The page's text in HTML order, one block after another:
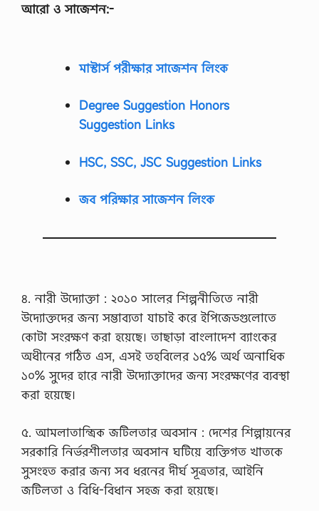
আরো ও সাজেশন:-
মাস্টার্স পরীক্ষার সাজেশন লিংক
Degree Suggestion Honors
Suggestion Links
HSC, SSC, JSC Suggestion Links
জব পরিক্ষার সাজেশন লিংক
৪. নারী উদ্যোক্তা : ২০১০ সালের শিল্পনীতিতে নারী
উদ্যোক্তদের জন্য সম্ভাব্যতা যাচাই করে ইপিজেডগুলোতে
কোটা সংরক্ষণ করা হয়েছে। তাছাড়া বাংলাদেশ ব্যাংকের
অধীনের গঠিত এস, এসই তহবিলের ১৫% অর্থ অনাধিক
১০% সুদের হারে নারী উদ্যোক্তাদের জন্য সংরক্ষণের ব্যবস্থা
করা হয়েছে।
৫. আমলাতান্ত্রিক জটিলতার অবসান : দেশের শিল্পায়নের
সরকারি নির্ভরশীলতার অবসান ঘটিয়ে ব্যক্তিগত খাতকে
সুসংহত করার জন্য সব ধরনের দীর্ঘ সূত্রতার, আইনি
জটিলতা ও বিধি-বিধান সহজ করা হয়েছে।